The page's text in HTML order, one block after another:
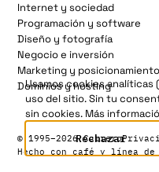
Internet y sociedad
Programación y software
Diseño y fotografía
Negocio e inversión
Marketing y posicionamiento
Dominios y hosting
© 1995–2026 Carrero
Hecho con café y línea de
Usamos cookies analíticas
uso del sitio. Sin tu
sin cookies. Más
Rechazar